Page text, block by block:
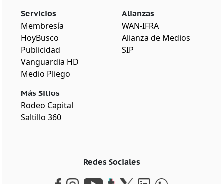
Servicios
Membresía
HoyBusco
Publicidad
Vanguardia HD
Medio Pliego
Más Sitios
Rodeo Capital
Saltillo 360
Alianzas
WAN-IFRA
Alianza de Medios
SIP
Redes Sociales